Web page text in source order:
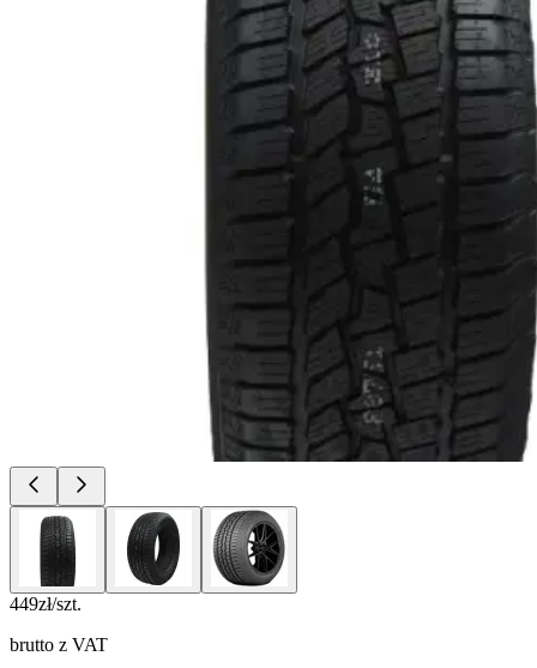
449zł/szt.
brutto z VAT